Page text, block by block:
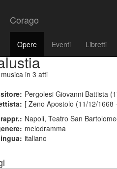
Corago
Opere Eventi Libretti
in 3 atti
Pergolesi Giovanni Battista
[ Zeno Apostolo (11/12/1668
Napoli, Teatro San
melodramma
italiano